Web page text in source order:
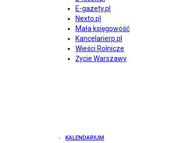
E-gazety.pl
Nexto.pl
Mała księgowość
Kancelarierp.pl
Wieści Rolnicze
Życie Warszawy
KALENDARIUM